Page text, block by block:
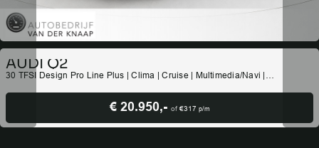
AUDI Q2
30 TFSI Design Pro Line Plus | Clima | Cruise | Multimedia/Navi |
€ 20.950,- of €317 p/m